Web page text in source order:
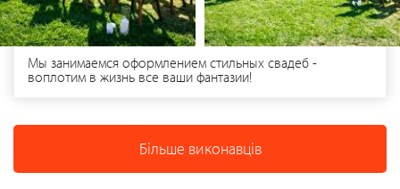
Мы занимаемся оформлением стильных свадеб -
воплотим в жизнь все ваши фантазии!
Більше виконавців